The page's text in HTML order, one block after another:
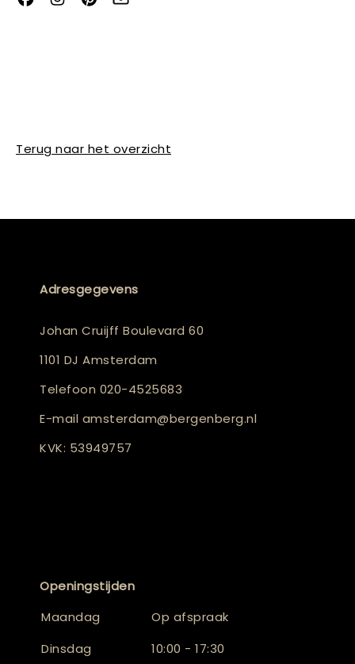
Terug naar het overzicht
Adresgegevens
Johan Cruijff Boulevard 60
1101 DJ Amsterdam
Telefoon 020-4525683
E-mail amsterdam@bergenberg.nl
KVK: 53949757
Openingstijden
Maandag
Op afspraak
Dinsdag
10:00 - 17:30